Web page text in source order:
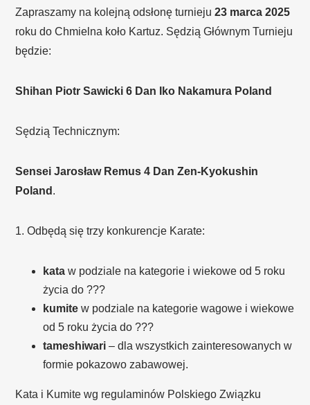
Zapraszamy na kolejną odsłonę turnieju23 marca 2025
roku do Chmielna koło Kartuz. Sędzią Głównym Turnieju
będzie:
Shihan Piotr Sawicki 6 Dan Iko Nakamura Poland
Sędzią Technicznym:
Sensei Jarosław Remus 4 Dan Zen-Kyokushin
Poland .
1. Odbędą się trzy konkurencje Karate:
kata w podziale na kategorie i wiekowe od 5 roku
życia do ???
kumitew podziale na kategorie wagowe i wiekowe
od 5 roku życia do ???
tameshiwari – dla wszystkich zainteresowanych w
formie pokazowo zabawowej.
Kata i Kumite wg regulaminów Polskiego Związku